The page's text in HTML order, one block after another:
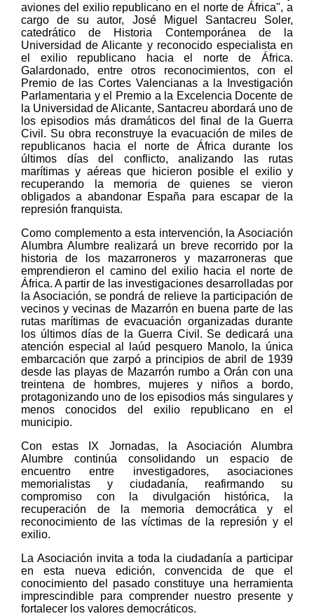
aviones del exilio republicano en el norte de África", a
cargo de su autor, José Miguel Santacreu Soler,
catedrático de Historia Contemporánea de la
Universidad de Alicante y reconocido especialista en
el exilio republicano hacia el norte de África.
Galardonado, entre otros reconocimientos, con el
Premio de las Cortes Valencianas a la Investigación
Parlamentaria y el Premio a la Excelencia Docente de
la Universidad de Alicante, Santacreu abordará uno de
los episodios más dramáticos del final de la Guerra
Civil. Su obra reconstruye la evacuación de miles de
republicanos hacia el norte de África durante los
últimos días del conflicto, analizando las rutas
marítimas y aéreas que hicieron posible el exilio y
recuperando la memoria de quienes se vieron
obligados a abandonar España para escapar de la
represión franquista.
Como complemento a esta intervención, la Asociación
Alumbra Alumbre realizará un breve recorrido por la
historia de los mazarroneros y mazarroneras que
emprendieron el camino del exilio hacia el norte de
África. A partir de las investigaciones desarrolladas por
la Asociación, se pondrá de relieve la participación de
vecinos y vecinas de Mazarrón en buena parte de las
rutas marítimas de evacuación organizadas durante
los últimos días de la Guerra Civil. Se dedicará una
atención especial al laúd pesquero Manolo, la única
embarcación que zarpó a principios de abril de 1939
desde las playas de Mazarrón rumbo a Orán con una
treintena de hombres, mujeres y niños a bordo,
protagonizando uno de los episodios más singulares y
menos conocidos del exilio republicano en el
municipio.
Con estas IX Jornadas, la Asociación Alumbra
Alumbre continúa consolidando un espacio de
encuentro entre investigadores, asociaciones
memorialistas y ciudadanía, reafirmando su
compromiso con la divulgación histórica, la
recuperación de la memoria democrática y el
reconocimiento de las víctimas de la represión y el
exilio.
La Asociación invita a toda la ciudadanía a participar
en esta nueva edición, convencida de que el
conocimiento del pasado constituye una herramienta
imprescindible para comprender nuestro presente y
fortalecer los valores democráticos.